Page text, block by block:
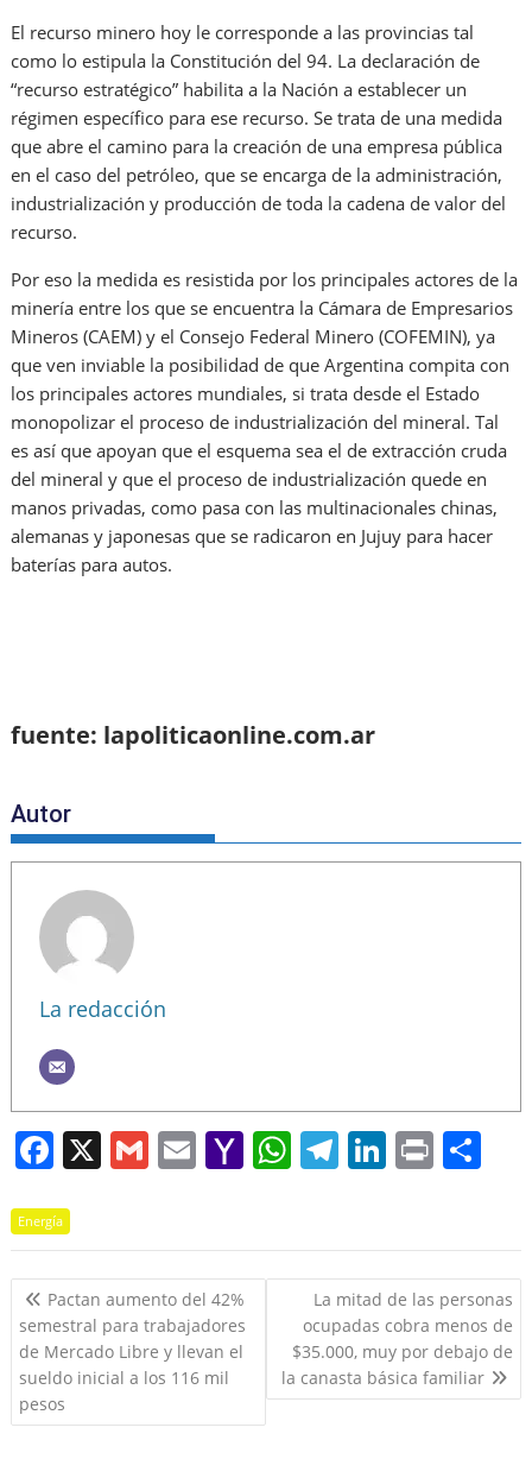
El recurso minero hoy le corresponde a las provincias tal
como lo estipula la Constitución del 94. La declaración de
“recurso estratégico” habilita a la Nación a establecer un
régimen específico para ese recurso. Se trata de una medida
que abre el camino para la creación de una empresa pública
en el caso del petróleo, que se encarga de la administración,
industrialización y producción de toda la cadena de valor del
recurso.
Por eso la medida es resistida por los principales actores de la
minería entre los que se encuentra la Cámara de Empresarios
Mineros (CAEM) y el Consejo Federal Minero (COFEMIN), ya
que ven inviable la posibilidad de que Argentina compita con
los principales actores mundiales, si trata desde el Estado
monopolizar el proceso de industrialización del mineral. Tal
es así que apoyan que el esquema sea el de extracción cruda
del mineral y que el proceso de industrialización quede en
manos privadas, como pasa con las multinacionales chinas,
alemanas y japonesas que se radicaron en Jujuy para hacer
baterías para autos.
fuente: lapoliticaonline.com.ar
Autor
La redacción
F
c
e
b
o
o
k
X G
l
E
l
Y
o
M
l
W
s
A
p
p
T
gr
a
m
Li
e
dI
n
Pr
e
Energía
Navegación
de
entradas
Pactan aumento del 42%
semestral para trabajadores
de Mercado Libre y llevan el
sueldo inicial a los 116 mil
pesos
La mitad de las personas
ocupadas cobra menos de
$35.000, muy por debajo de
la canasta básica familiar